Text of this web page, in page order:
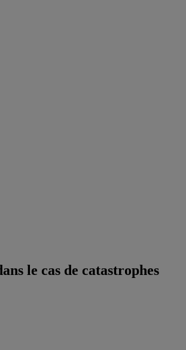
le cas de catastrophes